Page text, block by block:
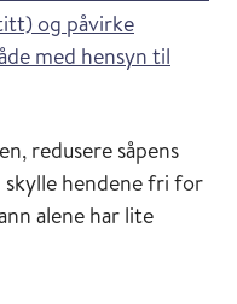
og påvirke
med hensyn til
redusere såpens
hendene fri for
alene har lite